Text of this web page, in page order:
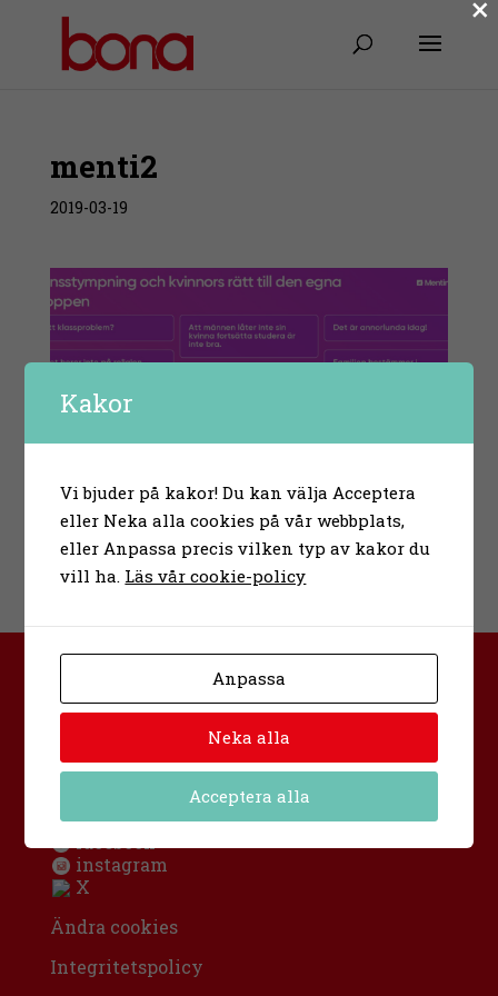
menti2
2019-03-19
Bona folkhögskola
Urban Hjärnes väg 11
Sverige
instagram
X
Ändra cookies
Integritetspolicy
Kakor
Vi bjuder på kakor! Du kan välja Acceptera
eller Neka alla cookies på vår webbplats,
eller Anpassa precis vilken typ av kakor du
vill ha. Läs vår cookie-policy
Anpassa
Neka alla
Acceptera alla